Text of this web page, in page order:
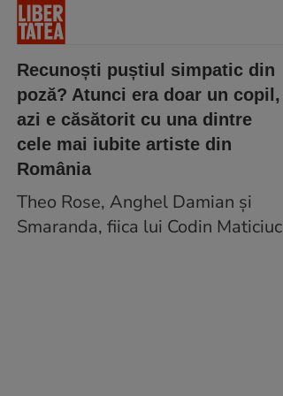
Recunoști puștiul simpatic din
poză? Atunci era doar un copil,
azi e căsătorit cu una dintre
cele mai iubite artiste din
România
Theo Rose, Anghel Damian și
Smaranda, fiica lui Codin Maticiuc